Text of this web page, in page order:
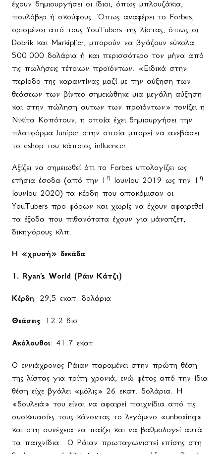
έχουν δημιουργήσει οι ίδιοι, όπως μπλουζάκια,
πουλόβερ ή σκούφους. Όπως αναφέρει το Forbes
ορισμένοι από τους YouTubers της λίστας , όπως οι
Dobrik και Markiplier , μπορούν να βγάζουν εύκολα
500.000 δολάρια ή και περισσότερο τον μήνα από
τις πωλήσεις τέτοιων προϊόντων. «Ειδικά στην
περίοδο της καραντίνας μαζί με την αύξηση των
θεάσεων των βίντεο σημειώθηκε μια μεγάλη αύξηση
και στην πώληση αυτων των προϊόντων» τονίζει η
Νικίτα Κοπότουν, η οποία έχει δημιουργήσει την
πλατφόρμαJuniper στην οποία μπορεί να ανεβάσει
το eshop του κάποιος influencer
Αξίζει να σημειωθεί ότι το Forbes υπολογίζει ως
ετήσια έσοδα (από την 1 η Ιουνίου 2019 ως την 1 η
Ιουνίου 2020) τα κέρδη που αποκόμισαν οι
YouTubers προ φόρων και χωρίς να έχουν αφαιρεθεί
τα έξοδα που πιθανότατα έχουν για μάνατζετ,
δικηγόρους κλπ.
Η «χρυσή» δεκάδα
1. Ryan's World (Ράιν Κάτζι)
Κέρδη: 29,5 εκατ δολάρια
Θεάσεις: 12.2 δισ.
Ακόλουθοι: 41.7 εκατ.
Ο εννιάχρονος Ράιαν παραμένει στην πρώτη θέση
της λίστας για τρίτη χρονιά, ενώ φέτος από την ίδια
θέση είχε βγάλει «μόλις» 26 εκατ. δολάρια. Η
«δουλειά» του είναι να αφαιρεί παιχνίδια από τις
συσκευασίες τους κάνοντας το λεγόμενο «unboxing »
και στη συνέχεια να παίζει και να βαθμολογεί αυτά
τα παιχνίδια.
Ο Ράιαν πρωταγωνιστεί επίσης στη